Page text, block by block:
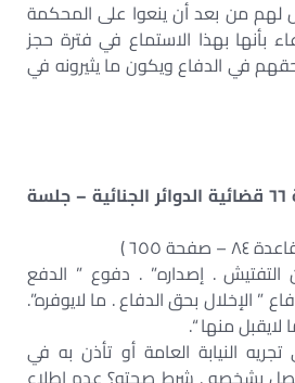
من بعد أن ينعوا على المحكمة
بأنها بهذا الاستماع في فترة حجز
في الدفاع ويكون ما يثيرونه في
الطعن رقم ٩٩٤١ لسنة ٦٦ قضائية الدوائر الجنائية – جلسة
التفتيش . إصداره” . دفوع ” الدفع
” الإخلال بحق الدفاع . ما لايوفره”.
منها “.
النيابة العامة أو تأذن به في